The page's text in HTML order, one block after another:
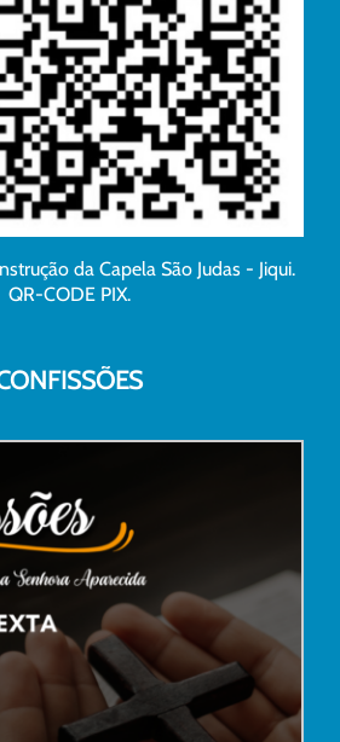
da Capela São Judas - Jiqui.
QR-CODE PIX.